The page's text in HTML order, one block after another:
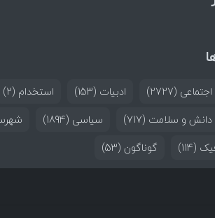
اجتماعی (2727) ادبیات (153) استخدام (2)
دانش و سلامت (717) سیاسی (1894)
(114) گوناگون (53)